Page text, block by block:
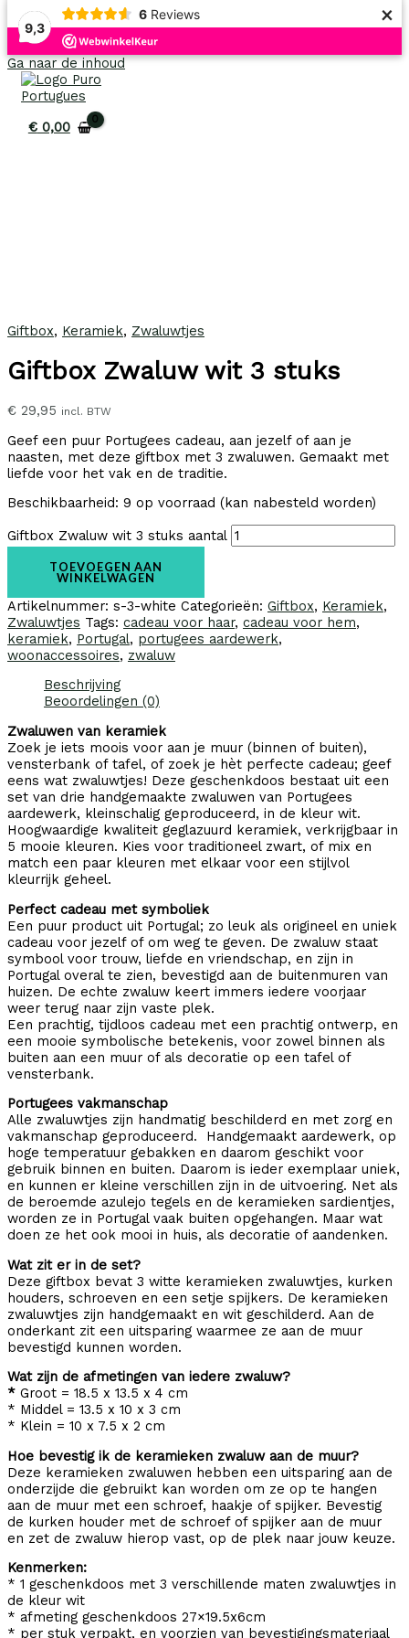
9,3
6 Reviews ×
Ga naar de inhoud
€0,00
Giftbox, Keramiek, Zwaluwtjes
Giftbox Zwaluw wit 3 stuks
€ 29,95 incl. BTW
Geef een puur Portugees cadeau, aan jezelf of aan je
naasten, met deze giftbox met 3 zwaluwen. Gemaakt met
liefde voor het vak en de traditie.
Beschikbaarheid: 9 op voorraad (kan nabesteld worden)
Giftbox Zwaluw wit 3 stuks aantal
TOEVOEGEN AAN
WINKELWAGEN
Artikelnummer: s-3-white Categorieën: Giftbox, Keramiek,
Zwaluwtjes Tags: cadeau voor haar, cadeau voor hem,
keramiek, Portugal, portugees aardewerk,
woonaccessoires, zwaluw
Beschrijving
Beoordelingen (0)
Zwaluwen van keramiek
Zoek je iets moois voor aan je muur (binnen of buiten),
vensterbank of tafel, of zoek je hèt perfecte cadeau; geef
eens wat zwaluwtjes! Deze geschenkdoos bestaat uit een
set van drie handgemaakte zwaluwen van Portugees
aardewerk, kleinschalig geproduceerd, in de kleur wit.
Hoogwaardige kwaliteit geglazuurd keramiek, verkrijgbaar in
5 mooie kleuren. Kies voor traditioneel zwart, of mix en
match een paar kleuren met elkaar voor een stijlvol
kleurrijk geheel.
Perfect cadeau met symboliek
Een puur product uit Portugal; zo leuk als origineel en uniek
cadeau voor jezelf of om weg te geven. De zwaluw staat
symbool voor trouw, liefde en vriendschap, en zijn in
Portugal overal te zien, bevestigd aan de buitenmuren van
huizen. De echte zwaluw keert immers iedere voorjaar
weer terug naar zijn vaste plek.
Een prachtig, tijdloos cadeau met een prachtig ontwerp, en
een mooie symbolische betekenis, voor zowel binnen als
buiten aan een muur of als decoratie op een tafel of
vensterbank.
Portugees vakmanschap
Alle zwaluwtjes zijn handmatig beschilderd en met zorg en
vakmanschap geproduceerd. Handgemaakt aardewerk, op
hoge temperatuur gebakken en daarom geschikt voor
gebruik binnen en buiten. Daarom is ieder exemplaar uniek,
en kunnen er kleine verschillen zijn in de uitvoering. Net als
de beroemde azulejo tegels en de keramieken sardientjes,
worden ze in Portugal vaak buiten opgehangen. Maar wat
doen ze het ook mooi in huis, als decoratie of aandenken.
Wat zit er in de set?
Deze giftbox bevat 3 witte keramieken zwaluwtjes, kurken
houders, schroeven en een setje spijkers. De keramieken
zwaluwtjes zijn handgemaakt en wit geschilderd. Aan de
onderkant zit een uitsparing waarmee ze aan de muur
bevestigd kunnen worden.
Wat zijn de afmetingen van iedere zwaluw?
* Groot = 18.5 x 13.5 x 4 cm
* Middel = 13.5 x 10 x 3 cm
* Klein = 10 x 7.5 x 2 cm
Hoe bevestig ik de keramieken zwaluw aan de muur?
Deze keramieken zwaluwen hebben een uitsparing aan de
onderzijde die gebruikt kan worden om ze op te hangen
aan de muur met een schroef, haakje of spijker. Bevestig
de kurken houder met de schroef of spijker aan de muur
en zet de zwaluw hierop vast, op de plek naar jouw keuze.
Kenmerken:
* 1 geschenkdoos met 3 verschillende maten zwaluwtjes in
de kleur wit
* afmeting geschenkdoos 27×19.5x6cm
* per stuk verpakt, en voorzien van bevestigingsmateriaal